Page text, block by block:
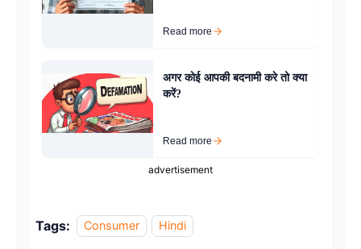
Read more
अगर कोई आपकी बदनामी करे तो क्या
करें?
Read more
advertisement
Tags: Consumer Hindi